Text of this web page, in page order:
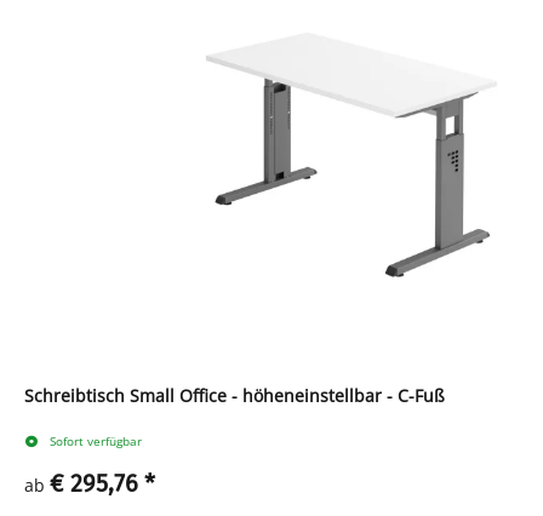
Schreibtisch Small Office - höheneinstellbar - C-Fuß
Sofort verfügbar
ab € 295,76 *